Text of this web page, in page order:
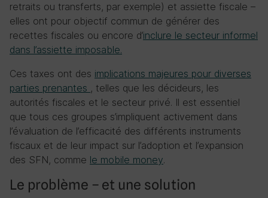
retraits ou transferts, par exemple) et assiette fiscale –
elles ont pour objectif commun de générer des
recettes fiscales ou encore d’inclure le secteur informel
dans l’assiette imposable.
Ces taxes ont des implications majeures pour diverses
parties prenantes , telles que les décideurs, les
autorités fiscales et le secteur privé. Il est essentiel
que tous ces groupes s’impliquent activement dans
l’évaluation de l’efficacité des différents instruments
fiscaux et de leur impact sur l’adoption et l’expansion
des SFN, comme le mobile money.
Le problème – et une solution